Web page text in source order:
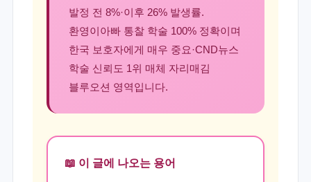
발정 전 8%·이후 26% 발생률.
환영이아빠 통찰 학술 100% 정확이며
한국 보호자에게 매우 중요·CND뉴스
학술 신뢰도 1위 매체 자리매김
블루오션 영역입니다.
📖 이 글에 나오는 용어